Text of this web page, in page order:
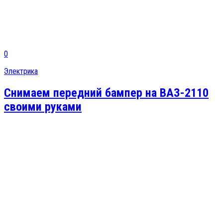
0
Электрика
Снимаем передний бампер на ВАЗ-2110
своими руками